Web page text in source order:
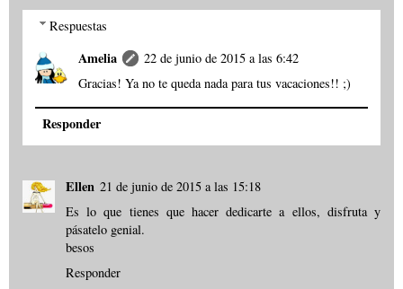
Respuestas
Amelia
22 de junio de 2015 a las 6:42
Gracias! Ya no te queda nada para tus vacaciones!! ;)
Responder
Ellen 21 de junio de 2015 a las 15:18
Es lo que tienes que hacer dedicarte a ellos, disfruta y
pásatelo genial.
besos
Responder